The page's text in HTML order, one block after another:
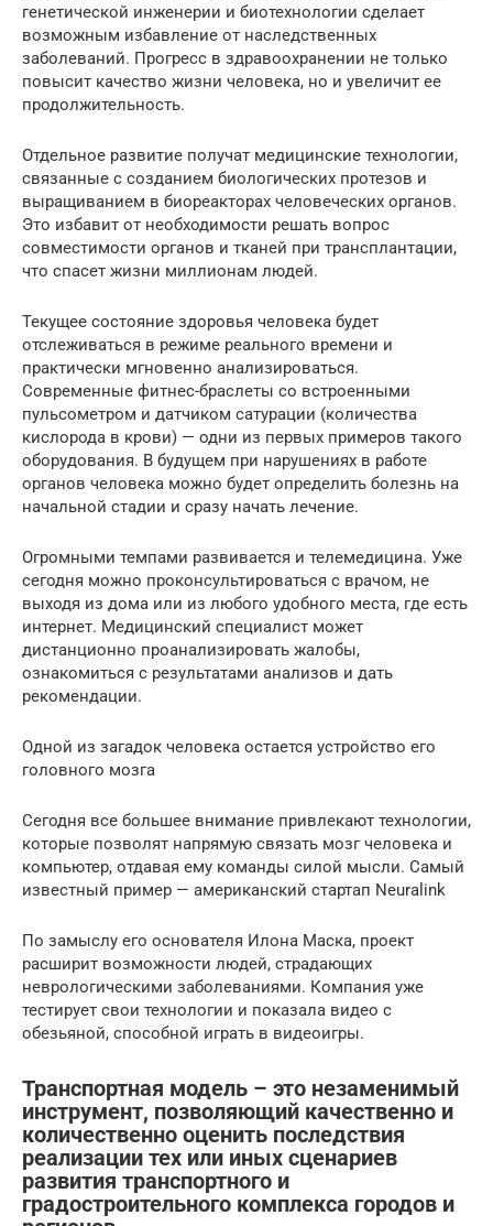
генетической инженерии и биотехнологии сделает
возможным избавление от наследственных
заболеваний. Прогресс в здравоохранении не только
повысит качество жизни человека, но и увеличит ее
продолжительность.
Отдельное развитие получат медицинские технологии,
связанные с созданием биологических протезов и
выращиванием в биореакторах человеческих органов.
Это избавит от необходимости решать вопрос
совместимости органов и тканей при трансплантации,
что спасет жизни миллионам людей.
Текущее состояние здоровья человека будет
отслеживаться в режиме реального времени и
практически мгновенно анализироваться.
Современные фитнес-браслеты со встроенными
пульсометром и датчиком сатурации (количества
кислорода в крови) — одни из первых примеров такого
оборудования. В будущем при нарушениях в работе
органов человека можно будет определить болезнь на
начальной стадии и сразу начать лечение.
Огромными темпами развивается и телемедицина. Уже
сегодня можно проконсультироваться с врачом, не
выходя из дома или из любого удобного места, где есть
интернет. Медицинский специалист может
дистанционно проанализировать жалобы,
ознакомиться с результатами анализов и дать
рекомендации.
Одной из загадок человека остается устройство его
головного мозга
Сегодня все большее внимание привлекают технологии,
которые позволят напрямую связать мозг человека и
компьютер, отдавая ему команды силой мысли. Самый
известный пример — американский стартап Neuralink
По замыслу его основателя Илона Маска, проект
расширит возможности людей, страдающих
неврологическими заболеваниями. Компания уже
тестирует свои технологии и показала видео с
обезьяной, способной играть в видеоигры.
Транспортная модель – это незаменимый
инструмент, позволяющий качественно и
количественно оценить последствия
реализации тех или иных сценариев
развития транспортного и
градостроительного комплекса городов и